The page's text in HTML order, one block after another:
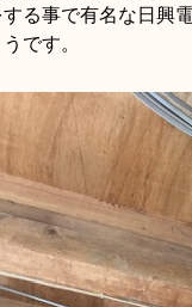
る事で有名な日興
です。